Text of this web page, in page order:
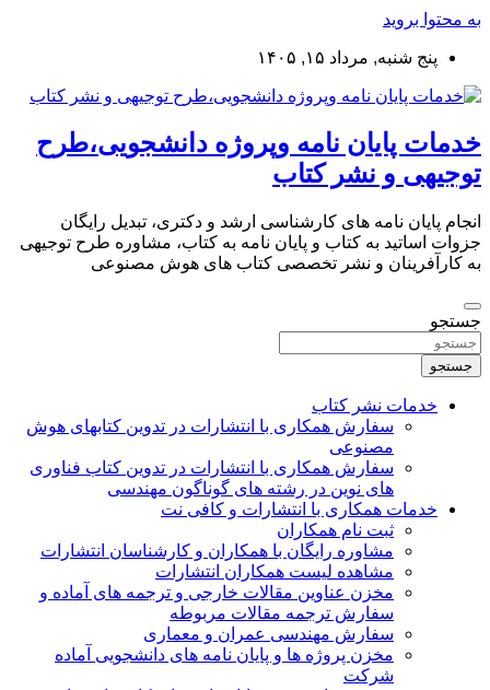
به محتوا بروید
پنج شنبه, مرداد ۱۵, ۱۴۰۵
خدمات پایان نامه وپروژه دانشجویی،طرح
توجیهی و نشر کتاب
انجام پایان نامه های کارشناسی ارشد و دکتری، تبدیل رایگان
جزوات اساتید به کتاب و پایان نامه به کتاب، مشاوره طرح توجیهی
به کارآفرینان و نشر تخصصی کتاب های هوش مصنوعی
جستجو
جستجو
خدمات نشر کتاب
سفارش همکاری با انتشارات در تدوین کتابهای هوش
مصنوعی
سفارش همکاری با انتشارات در تدوین کتاب فناوری
های نوین در رشته های گوناگون مهندسی
خدمات همکاری با انتشارات و کافی نت
ثبت نام همکاران
مشاوره رایگان با همکاران و کارشناسان انتشارات
مشاهده لیست همکاران انتشارات
مخزن عناوین مقالات خارجی و ترجمه های آماده و
سفارش ترجمه مقالات مربوطه
سفارش مهندسی عمران و معماری
مخزن پروژه ها و پایان نامه های دانشجویی آماده
شرکت